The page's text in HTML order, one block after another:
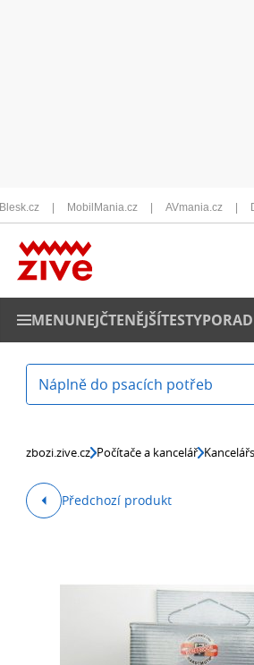
Blesk.cz MobilMania.cz AVmania.cz
MENUNEJČTENĚJŠÍTESTY
Náplně do psacích potřeb
zbozi.zive.cz Počítače a kancelář
Předchozí produkt